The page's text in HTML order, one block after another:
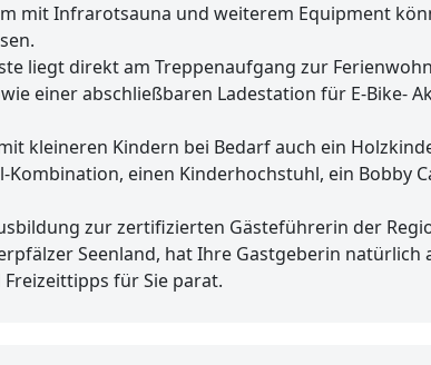
mit Infrarotsauna und weiterem Equipment
liegt direkt am Treppenaufgang zur
einer abschließbaren Ladestation für E-Bike-
kleineren Kindern bei Bedarf auch ein
Kombination, einen Kinderhochstuhl, ein Bobby
zur zertifizierten Gästeführerin der
Seenland, hat Ihre Gastgeberin natürlich
für Sie parat.